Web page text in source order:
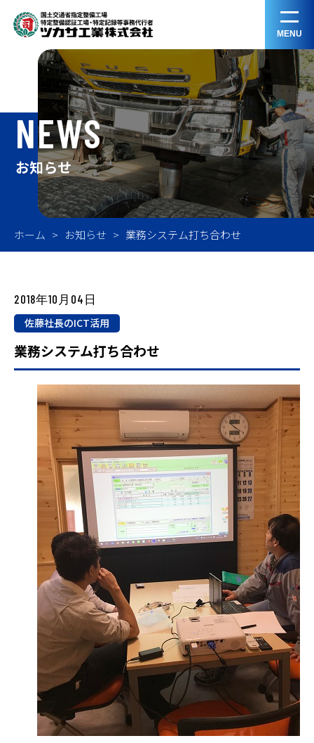
MENU
NEWS
お知らせ
ホーム お知らせ 業務システム打ち合わせ
2018年10月04日
佐藤社長のICT活用
業務システム打ち合わせ